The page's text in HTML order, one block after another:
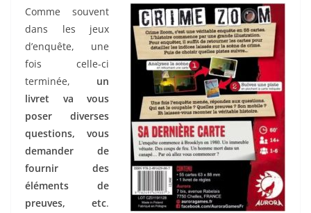
Comme souvent
dans les jeux
d’enquête, une
fois celle-ci
terminée, un
livret va vous
poser diverses
questions, vous
demander de
fournir des
éléments de
preuves, etc.